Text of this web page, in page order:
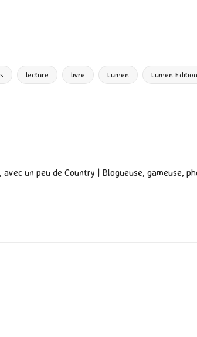
lecture livre Lumen Lumen
un peu de Country | Blogueuse, gameuse,